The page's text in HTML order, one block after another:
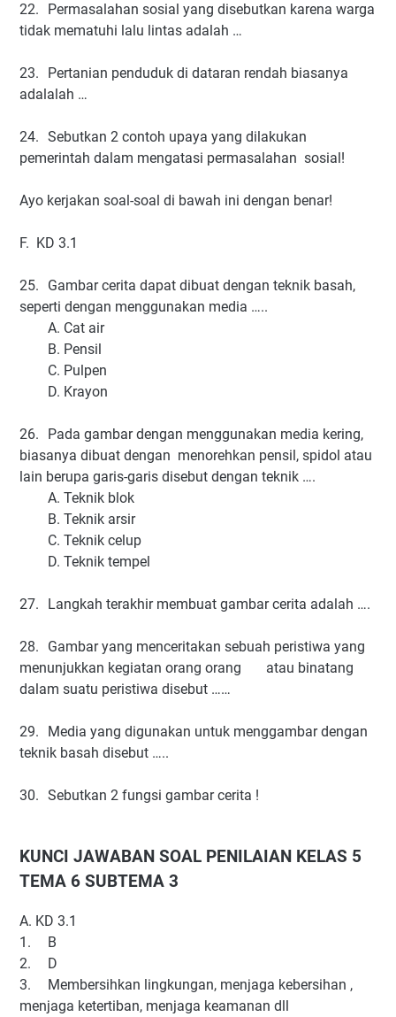
22.
Permasalahan sosial yang disebutkan karena warga
tidak mematuhi lalu lintas adalah …
23.
Pertanian penduduk di dataran rendah biasanya
adalalah …
24. Sebutkan 2 contoh upaya yang dilakukan
pemerintah dalam mengatasi permasalahan sosial!
Ayo kerjakan soal-soal di bawah ini dengan benar!
F. KD 3.1
25.
Gambar cerita dapat dibuat dengan teknik basah,
seperti dengan menggunakan media …..
A. Cat air
B. Pensil
C. Pulpen
D. Krayon
26.
Pada gambar dengan menggunakan media kering,
biasanya dibuat dengan menorehkan pensil, spidol atau
lain berupa garis-garis disebut dengan teknik ….
A. Teknik blok
B. Teknik arsir
C. Teknik celup
D. Teknik tempel
27. Langkah terakhir membuat gambar cerita adalah ….
28.
Gambar yang menceritakan sebuah peristiwa yang
menunjukkan kegiatan orang orang atau binatang
dalam suatu peristiwa disebut ……
29.
Media yang digunakan untuk menggambar dengan
teknik basah disebut …..
30. Sebutkan 2 fungsi gambar cerita !
KUNCI JAWABAN SOAL PENILAIAN KELAS 5
TEMA 6 SUBTEMA 3
A. KD 3.1
1.
B
2.
D
3.
Membersihkan lingkungan, menjaga kebersihan ,
menjaga ketertiban, menjaga keamanan dll